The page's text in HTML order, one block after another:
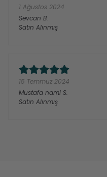
1 Ağustos 2024
Sevcan B.
Satın Alınmış
15 Temmuz 2024
Mustafa nami S.
Satın Alınmış